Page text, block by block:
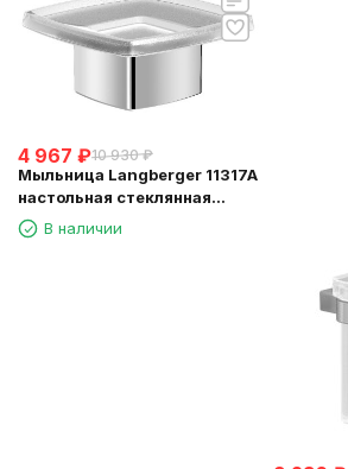
4 967 ₽10 930 ₽
Мыльница Langberger 11317A
настольная стеклянная
квадратная
В наличии